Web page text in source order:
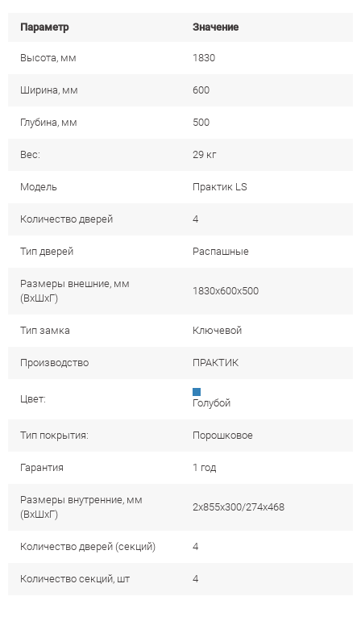
Параметр Значение
Высота, мм 1830
Ширина, мм 600
Глубина, мм 500
Вес: 29 кг
Модель Практик LS
Количество дверей 4
Тип дверей Распашные
Размеры внешние, мм
(ВхШхГ)
1830x600x500
Тип замка Ключевой
Производство ПРАКТИК
Цвет: Голубой
Тип покрытия: Порошковое
Гарантия 1 год
Размеры внутренние, мм
(ВхШхГ)
2х855x300/274x468
Количество дверей (секций) 4
Количество секций, шт 4